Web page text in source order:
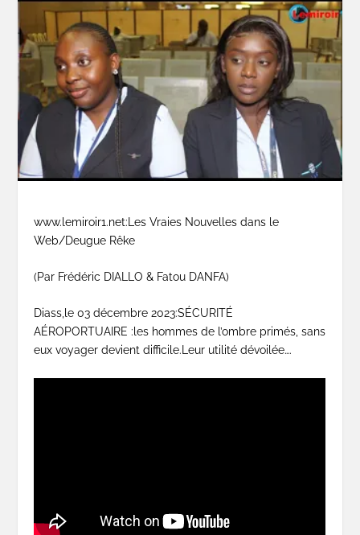
www.lemiroir1.net:Les Vraies Nouvelles dans le
Web/Deugue Rêke
(Par Frédéric DIALLO & Fatou DANFA)
Diass,le 03 décembre 2023:SÉCURITÉ
AÉROPORTUAIRE :les hommes de l’ombre primés, sans
eux voyager devient difficile.Leur utilité dévoilée….